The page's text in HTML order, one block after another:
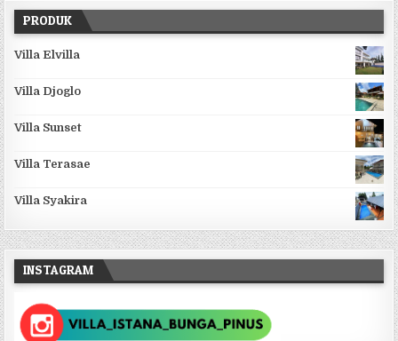
PRODUK
Villa Elvilla
Villa Djoglo
Villa Sunset
Villa Terasae
Villa Syakira
INSTAGRAM